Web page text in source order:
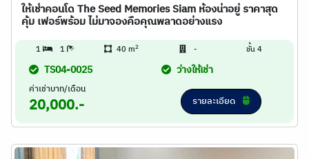
ให้เช่าคอนโด The Seed Memories Siam ห้องน่าอยู่ ราคาสุด
คุ้ม เฟอร์พร้อม ไม่มาจองคือคุณพลาดอย่างแรง
1 1 40 m2 - ชั้น 4
TS04-0025 ว่างให้เช่า
ค่าเช่าบาท/เดือน
20,000.- รายละเอียด